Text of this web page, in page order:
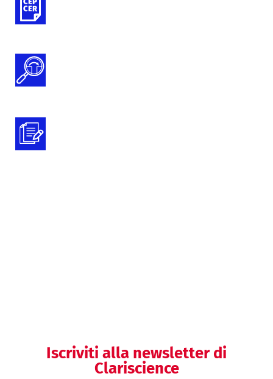
Iscriviti alla newsletter di
Clariscience